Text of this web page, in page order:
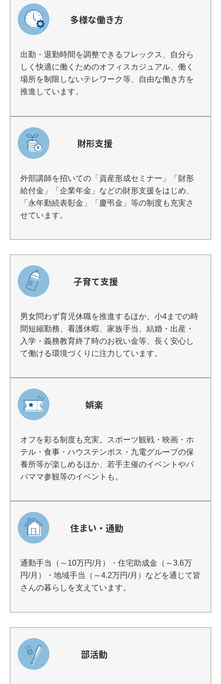
多様な働き方
出勤・退勤時間を調整できるフレックス、自分ら
しく快適に働くためのオフィスカジュアル、働く
場所を制限しないテレワーク等、自由な働き方を
推進しています。
財形支援
外部講師を招いての「資産形成セミナー」「財形
給付金」「企業年金」などの財形支援をはじめ、
「永年勤続表彰金」「慶弔金」等の制度も充実さ
せています。
子育て支援
男女問わず育児休職を推進するほか、小4までの時
間短縮勤務、看護休暇、家族手当、結婚・出産・
入学・義務教育終了時のお祝い金等、長く安心し
て働ける環境づくりに注力しています。
娯楽
オフを彩る制度も充実。スポーツ観戦・映画・ホ
テル・食事・ハウステンボス・九電グループの保
養所等が楽しめるほか、若手主催のイベントやパ
パママ参観等のイベントも。
住まい・通勤
通勤手当（～10万円/月）・住宅助成金（～3.6万
円/月）・地域手当（～4.2万円/月）などを通じて皆
さんの暮らしを支えています。
部活動